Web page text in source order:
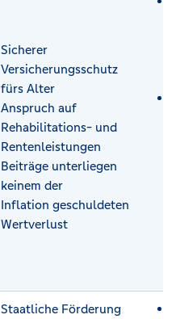
Sicherer
Versicherungsschutz
fürs Alter
Anspruch auf
Rehabilitations- und
Rentenleistungen
Beiträge unterliegen
keinem der
Inflation geschuldeten
Wertverlust
Staatliche Förderung